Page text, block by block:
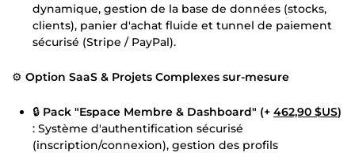
dynamique, gestion de la base de données (stocks,
clients), panier d'achat fluide et tunnel de paiement
sécurisé (Stripe / PayPal).
⚙️ Option SaaS & Projets Complexes sur-mesure
🔒 Pack "Espace Membre & Dashboard" (+ 462,90 $US)
: Système d'authentification sécurisé
(inscription/connexion), gestion des profils